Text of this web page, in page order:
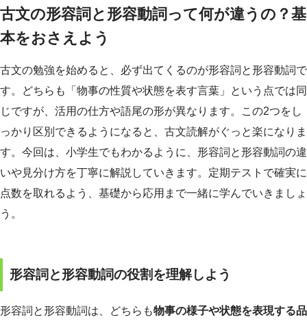
古文の形容詞と形容動詞って何が違うの？基
本をおさえよう
古文の勉強を始めると、必ず出てくるのが形容詞と形容動詞で
す。どちらも「物事の性質や状態を表す言葉」という点では同
じですが、活用の仕方や語尾の形が異なります。この2つをし
っかり区別できるようになると、古文読解がぐっと楽になりま
す。今回は、小学生でもわかるように、形容詞と形容動詞の違
いや見分け方を丁寧に解説していきます。定期テストで確実に
点数を取れるよう、基礎から応用まで一緒に学んでいきましょ
う。
形容詞と形容動詞の役割を理解しよう
形容詞と形容動詞は、どちらも物事の様子や状態を表現する品